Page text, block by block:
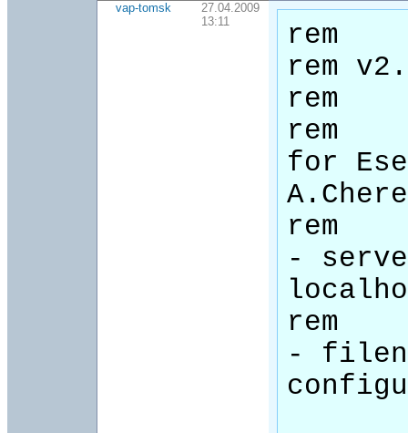
vap-tomsk
27.04.2009
13:11
rem
rem
rem
rem		Etelnet v0.94
for
rem		-s servername
-
rem		-c configfile
-